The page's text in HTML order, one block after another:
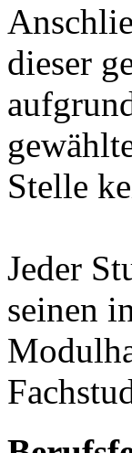
dieser
Stelle
Jeder
seinen